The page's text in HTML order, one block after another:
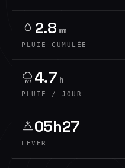
2.8 mm
PLUIE CUMULÉE
4.7 h
PLUIE / JOUR
05h27
LEVER